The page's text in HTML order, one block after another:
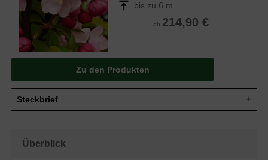
bis zu 6 m
ab 214,90 €
Zu den Produkten
Steckbrief
Wuchs
Überblick